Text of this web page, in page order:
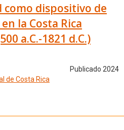
como dispositivo de
la Costa Rica
a.C.-1821 d.C.)
Publicado 2024
de Costa Rica